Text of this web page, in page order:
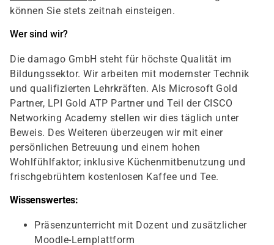
können Sie stets zeitnah einsteigen.
Wer sind wir?
Die damago GmbH steht für höchste Qualität im
Bildungssektor. Wir arbeiten mit modernster Technik
und qualifizierten Lehrkräften. Als Microsoft Gold
Partner, LPI Gold ATP Partner und Teil der CISCO
Networking Academy stellen wir dies täglich unter
Beweis. Des Weiteren überzeugen wir mit einer
persönlichen Betreuung und einem hohen
Wohlfühlfaktor; inklusive Küchenmitbenutzung und
frischgebrühtem kostenlosen Kaffee und Tee.
Wissenswertes:
Präsenzunterricht mit Dozent und zusätzlicher
Moodle-Lernplattform